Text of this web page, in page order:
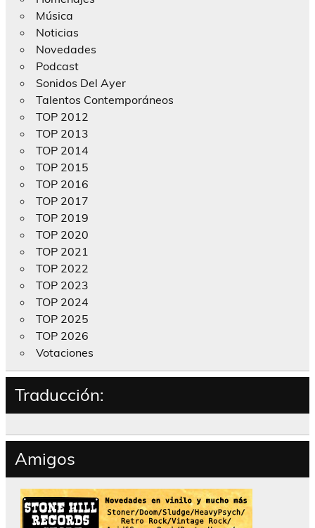
Música
Noticias
Novedades
Podcast
Sonidos Del Ayer
Talentos Contemporáneos
TOP 2012
TOP 2013
TOP 2014
TOP 2015
TOP 2016
TOP 2017
TOP 2019
TOP 2020
TOP 2021
TOP 2022
TOP 2023
TOP 2024
TOP 2025
TOP 2026
Votaciones
Traducción:
Amigos